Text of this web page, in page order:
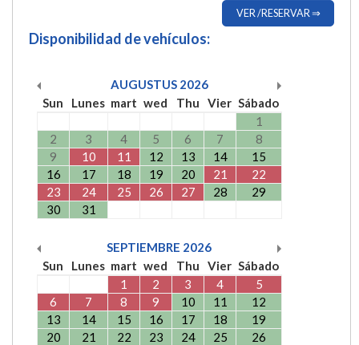
VER /RESERVAR ⇒
Disponibilidad de vehículos:
AUGUSTUS 2026
Sun
Lunes mart wed Thu Vier Sábado
1
2
3 4 5 6 7
8
9
10 11 12 13 14
15
16
17 18 19 20 21
22
23
24 25 26 27 28
29
30
31
SEPTIEMBRE 2026
Sun
Lunes mart wed Thu Vier Sábado
1
2 3 4
5
6
7 8 9 10 11
12
13
14 15 16 17 18
19
20
21 22 23 24 25
26